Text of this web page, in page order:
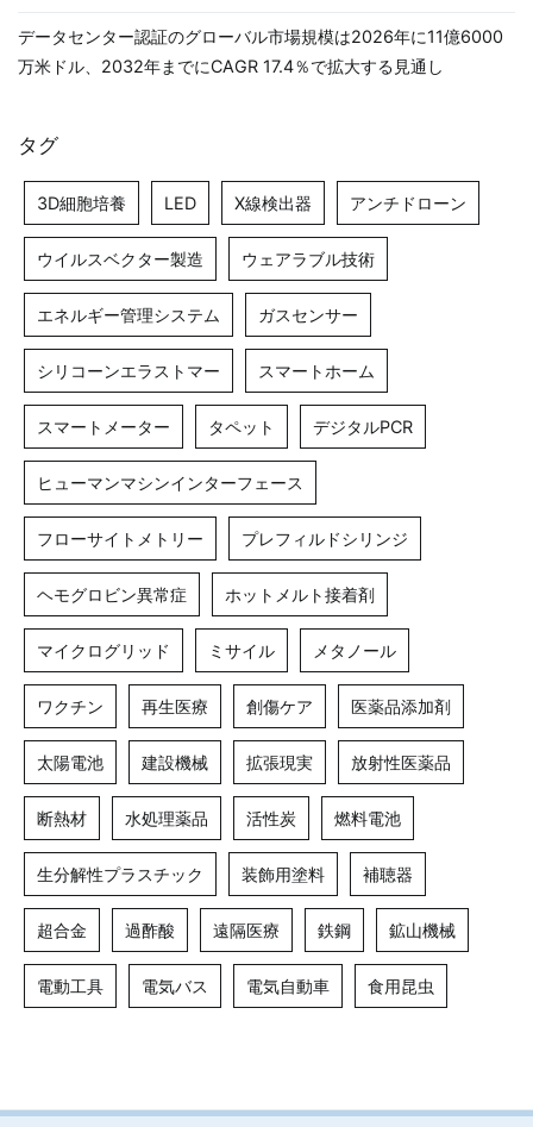
データセンター認証のグローバル市場規模は2026年に11億6000
万米ドル、2032年までにCAGR 17.4％で拡大する見通し
タグ
3D細胞培養 LED X線検出器 アンチドローン
ウイルスベクター製造 ウェアラブル技術
エネルギー管理システム ガスセンサー
シリコーンエラストマー スマートホーム
スマートメーター タペット デジタルPCR
ヒューマンマシンインターフェース
フローサイトメトリー プレフィルドシリンジ
ヘモグロビン異常症 ホットメルト接着剤
マイクログリッド ミサイル メタノール
ワクチン 再生医療 創傷ケア 医薬品添加剤
太陽電池 建設機械 拡張現実 放射性医薬品
断熱材 水処理薬品 活性炭 燃料電池
生分解性プラスチック 装飾用塗料 補聴器
超合金 過酢酸 遠隔医療 鉄鋼 鉱山機械
電動工具 電気バス 電気自動車 食用昆虫